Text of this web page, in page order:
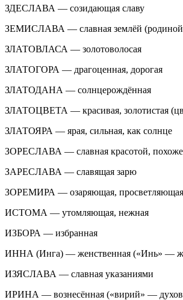
ЗДЕСЛАВА — созидающая славу
ЗЕМИСЛАВА — славная землёй
ЗЛАТОВЛАСА — золотоволосая
ЗЛАТОГОРА — драгоценная, дорогая
ЗЛАТОДАНА — солнцерождённая
ЗЛАТОЦВЕТА — красивая, золотистая
ЗЛАТОЯРА — ярая, сильная, как солнце
ЗОРЕСЛАВА — славная красотой,
ЗАРЕСЛАВА — славящая зарю
ЗОРЕМИРА — озаряющая,
ИСТОМА — утомляющая, нежная
ИЗБОРА — избранная
ИННА (Инга) — женственная («Инь» —
ИЗЯСЛАВА — славная указаниями
ИРИНА — вознесённая («вирий» —